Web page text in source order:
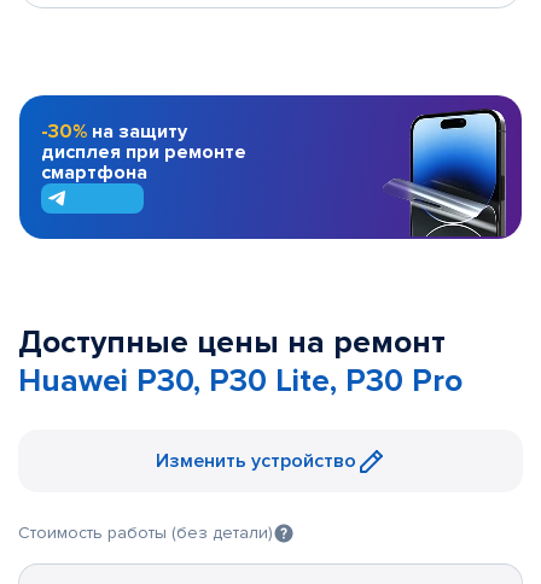
-30% на защиту
дисплея при ремонте
смартфона
Доступные цены на ремонт
Huawei P30, P30 Lite, P30 Pro
Изменить устройство
Стоимость работы (без детали)